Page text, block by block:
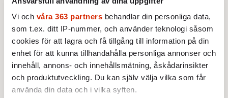
Vi och våra 363 partners behandlar din personliga data,
som t.ex. ditt IP-nummer, och använder teknologi såsom
cookies för att lagra och få tillgång till information på din
enhet för att kunna tillhandahålla personliga annonser och
innehåll, annons- och innehållsmätning, åskådarinsikter
och produktutveckling. Du kan själv välja vilka som får
använda din data och i vilka syften.
”Linjen om SD är grundmurad i
mitt parti”
Det är svårt att förhålla sig till
det som sägs i skuggorna, säger
Muharrem Demirok till Fokus.
Av: Sakine Madon
AKTUELLT INTERVJU
Hein de Haas: ”Visumtvång
kommer bara öka invandringen”